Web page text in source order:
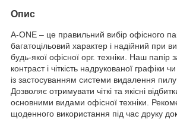
Опис
A-ONE – це правильний вибір офісного
багатоцільовий характер і надійний при
будь-якої офісної орг. техніки. Наш папір
контраст і чіткість надрукованої графіки
із застосуванням системи видалення пилу
Дозволяє отримувати чіткі та якісні
основними видами офісної техніки.
щоденного використання під час друку